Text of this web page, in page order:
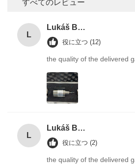
L
Lukáš Burda
役に立つ (12)
the quality of the delivered
L
Lukáš Burda
役に立つ (2)
the quality of the delivered